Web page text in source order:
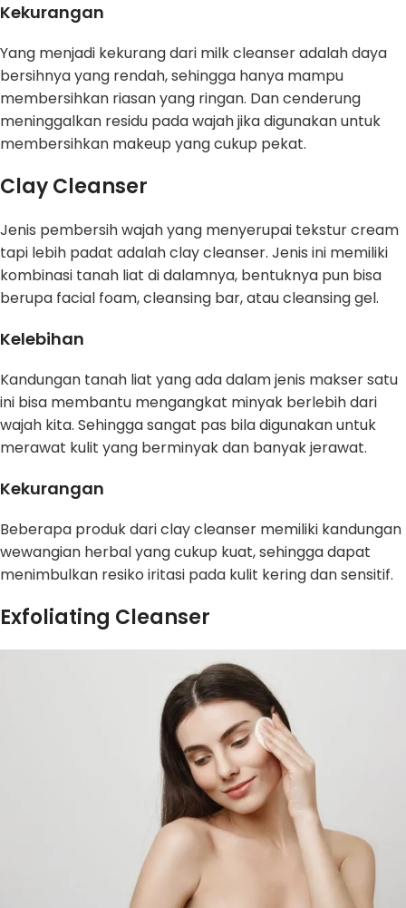
Kekurangan
Yang menjadi kekurang dari milk cleanser adalah daya
bersihnya yang rendah, sehingga hanya mampu
membersihkan riasan yang ringan. Dan cenderung
meninggalkan residu pada wajah jika digunakan untuk
membersihkan makeup yang cukup pekat.
Clay Cleanser
Jenis pembersih wajah yang menyerupai tekstur cream
tapi lebih padat adalah clay cleanser. Jenis ini memiliki
kombinasi tanah liat di dalamnya, bentuknya pun bisa
berupa facial foam, cleansing bar, atau cleansing gel.
Kelebihan
Kandungan tanah liat yang ada dalam jenis makser satu
ini bisa membantu mengangkat minyak berlebih dari
wajah kita. Sehingga sangat pas bila digunakan untuk
merawat kulit yang berminyak dan banyak jerawat.
Kekurangan
Beberapa produk dari clay cleanser memiliki kandungan
wewangian herbal yang cukup kuat, sehingga dapat
menimbulkan resiko iritasi pada kulit kering dan sensitif.
Exfoliating Cleanser